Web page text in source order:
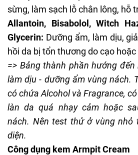
sừng, làm sạch lỗ chân lông, hỗ
Allantoin, Bisabolol, Witch
Glycerin: Dưỡng ẩm, làm dịu,
hồi da bị tổn thương do cạo
=> Bảng thành phần hướng
làm dịu - dưỡng ẩm vùng nách.
có chứa Alcohol và Fragrance,
làn da quá nhạy cảm hoặc
nách. Nên test thử ở vùng nhỏ
diện.
Công dụng kem Armpit Cream